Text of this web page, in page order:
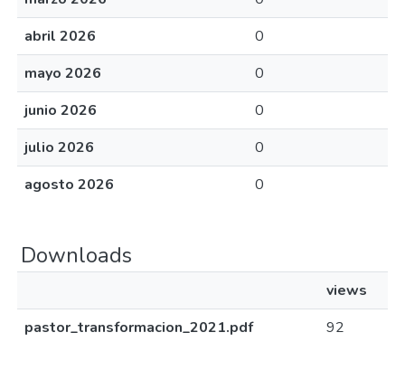
abril 2026
0
mayo 2026
0
junio 2026
0
julio 2026
0
agosto 2026
0
Downloads
views
pastor_transformacion_2021.pdf
92